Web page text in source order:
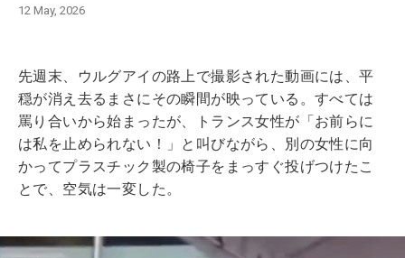
12 May, 2026
先週末、ウルグアイの路上で撮影された動画には、平
穏が消え去るまさにその瞬間が映っている。すべては
罵り合いから始まったが、トランス女性が「お前らに
は私を止められない！」と叫びながら、別の女性に向
かってプラスチック製の椅子をまっすぐ投げつけたこ
とで、空気は一変した。